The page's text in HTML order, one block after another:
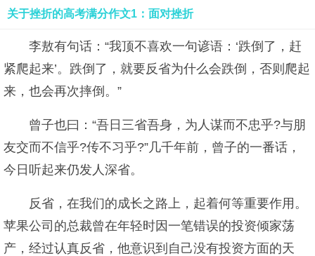
关于挫折的高考满分作文1：面对挫折
李敖有句话：“我顶不喜欢一句谚语：‘跌倒了，赶
紧爬起来’。跌倒了，就要反省为什么会跌倒，否则爬起
来，也会再次摔倒。”
曾子也曰：“吾日三省吾身，为人谋而不忠乎?与朋
友交而不信乎?传不习乎?”几千年前，曾子的一番话，
今日听起来仍发人深省。
反省，在我们的成长之路上，起着何等重要作用。
苹果公司的总裁曾在年轻时因一笔错误的投资倾家荡
产，经过认真反省，他意识到自己没有投资方面的天